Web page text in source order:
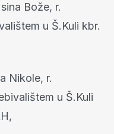
Bože, r.
u Š.Kuli kbr.
Nikole, r.
u Š.Kuli